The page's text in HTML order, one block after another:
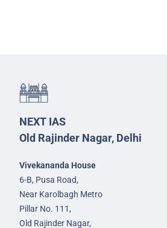
NEXT IAS
Old Rajinder Nagar, Delhi
Vivekananda House
6-B, Pusa Road,
Near Karolbagh Metro
Pillar No. 111,
Old Rajinder Nagar,